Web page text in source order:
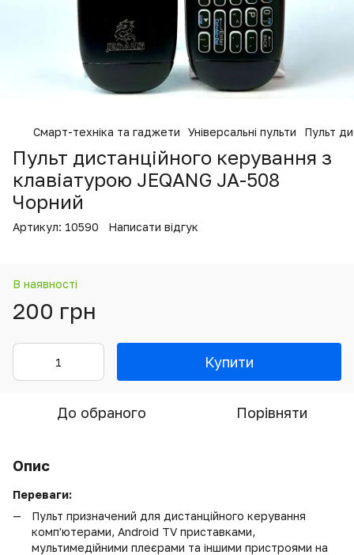
Смарт-техніка та гаджети Універсальні пульти Пульт
Пульт дистанційного керування з
клавіатурою JEQANG JA-508
Чорний
Артикул: 10590 Написати відгук
В наявності
200 грн
Купити
До обраного Порівняти
Опис
Переваги:
Пульт призначений для дистанційного керування
комп'ютерами, Android TV приставками,
мультимедійними плеєрами та іншими пристроями на